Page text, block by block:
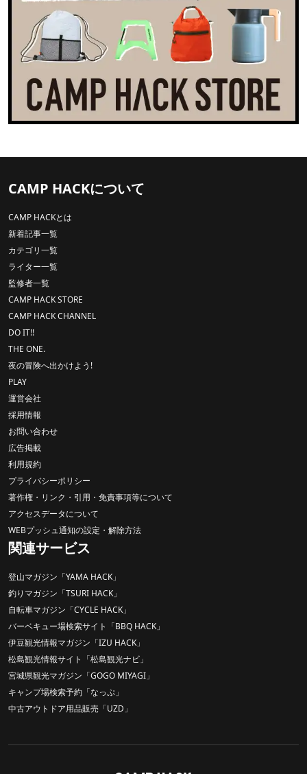
CAMP HACKについて
CAMP HACKとは
新着記事一覧
カテゴリ一覧
ライター一覧
監修者一覧
CAMP HACK STORE
CAMP HACK CHANNEL
DO IT!!
THE ONE.
夜の冒険へ出かけよう!
PLAY
運営会社
採用情報
お問い合わせ
広告掲載
利用規約
プライバシーポリシー
著作権・リンク・引用・免責事項等について
アクセスデータについて
WEBプッシュ通知の設定・解除方法
関連サービス
登山マガジン「YAMA HACK」
釣りマガジン「TSURI HACK」
自転車マガジン「CYCLE HACK」
バーベキュー場検索サイト「BBQ HACK」
伊豆観光情報マガジン「IZU HACK」
松島観光情報サイト「松島観光ナビ」
宮城県観光マガジン「GOGO MIYAGI」
キャンプ場検索予約「なっぷ」
中古アウトドア用品販売「UZD」